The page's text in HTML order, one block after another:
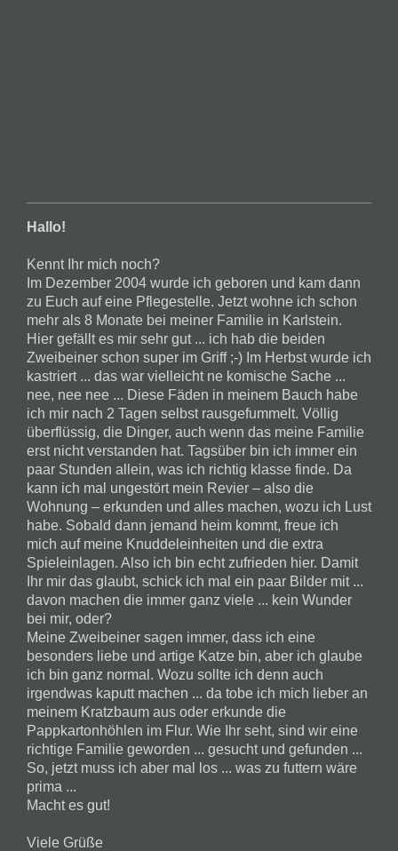
Hallo!
Kennt Ihr mich noch?
Im Dezember 2004 wurde ich geboren und kam dann
zu Euch auf eine Pflegestelle. Jetzt wohne ich schon
mehr als 8 Monate bei meiner Familie in Karlstein.
Hier gefällt es mir sehr gut ... ich hab die beiden
Zweibeiner schon super im Griff ;-) Im Herbst wurde ich
kastriert ... das war vielleicht ne komische Sache ...
nee, nee nee ... Diese Fäden in meinem Bauch habe
ich mir nach 2 Tagen selbst rausgefummelt. Völlig
überflüssig, die Dinger, auch wenn das meine Familie
erst nicht verstanden hat. Tagsüber bin ich immer ein
paar Stunden allein, was ich richtig klasse finde. Da
kann ich mal ungestört mein Revier – also die
Wohnung – erkunden und alles machen, wozu ich Lust
habe. Sobald dann jemand heim kommt, freue ich
mich auf meine Knuddeleinheiten und die extra
Spieleinlagen. Also ich bin echt zufrieden hier. Damit
Ihr mir das glaubt, schick ich mal ein paar Bilder mit ...
davon machen die immer ganz viele ... kein Wunder
bei mir, oder?
Meine Zweibeiner sagen immer, dass ich eine
besonders liebe und artige Katze bin, aber ich glaube
ich bin ganz normal. Wozu sollte ich denn auch
irgendwas kaputt machen ... da tobe ich mich lieber an
meinem Kratzbaum aus oder erkunde die
Pappkartonhöhlen im Flur. Wie Ihr seht, sind wir eine
richtige Familie geworden ... gesucht und gefunden ...
So, jetzt muss ich aber mal los ... was zu futtern wäre
prima ...
Macht es gut!
Viele Grüße